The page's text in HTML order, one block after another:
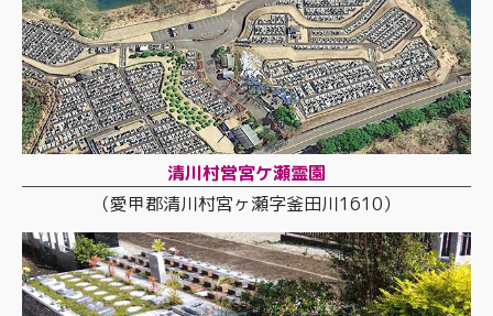
清川村営宮ケ瀬霊園
（愛甲郡清川村宮ヶ瀬字釜田川1610）